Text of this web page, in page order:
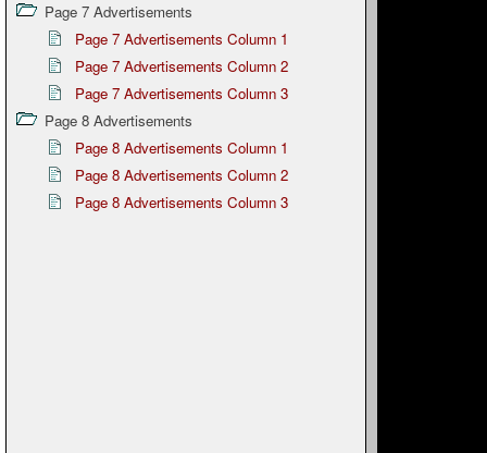
Page 7 Advertisements
Page 7 Advertisements Column 1
Page 7 Advertisements Column 2
Page 7 Advertisements Column 3
Page 8 Advertisements
Page 8 Advertisements Column 1
Page 8 Advertisements Column 2
Page 8 Advertisements Column 3